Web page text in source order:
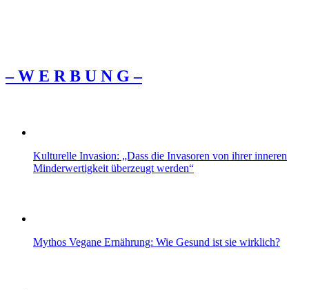
– W Ε R Β U Ν G –
Kulturelle Invasion: „Dass die Invasoren von ihrer inneren
Minderwertigkeit überzeugt werden“
Mythos Vegane Ernährung: Wie Gesund ist sie wirklich?